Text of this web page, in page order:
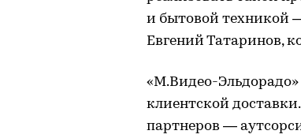
и бытовой техникой
Евгений Татаринов,
«М.Видео-
клиентской
партнеров —